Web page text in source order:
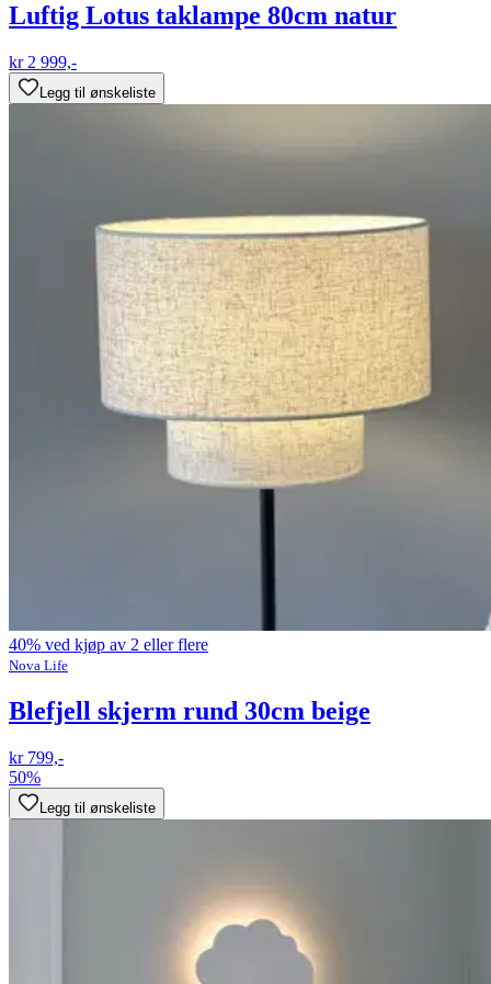
Luftig Lotus taklampe 80cm natur
kr 2 999,-
Legg til ønskeliste
40% ved kjøp av 2 eller flere
Nova Life
Blefjell skjerm rund 30cm beige
kr 799,-
50%
Legg til ønskeliste